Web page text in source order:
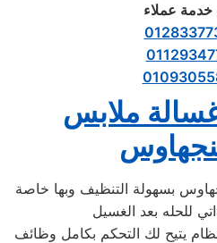
عملاء
ملابس
بسهولة التنظيف وبها خاصة
يتيح لك التحكم بكامل وظائف